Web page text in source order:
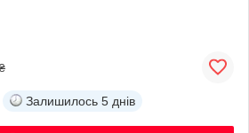
Залишилось 5 днів